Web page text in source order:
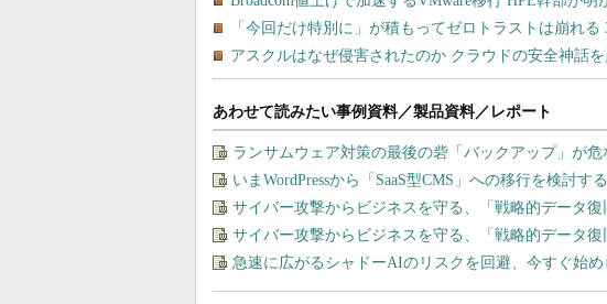
あわせて読みたい事例資料／製品資料／レポート
ランサムウェア対策の最後の砦「バックアップ」が
いまWordPressから「SaaS型CMS」への移行を検討す
サイバー攻撃からビジネスを守る、「戦略的データ復
サイバー攻撃からビジネスを守る、「戦略的データ復
急速に広がるシャドーAIのリスクを回避、今すぐ始め